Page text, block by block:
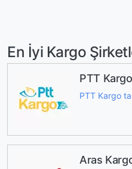
En İyi Kargo
PTT Kargo
PTT Kargo
Aras